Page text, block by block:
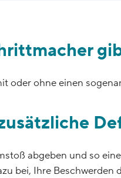
oder ohne einen
abgeben und so
bei, Ihre Beschwerden